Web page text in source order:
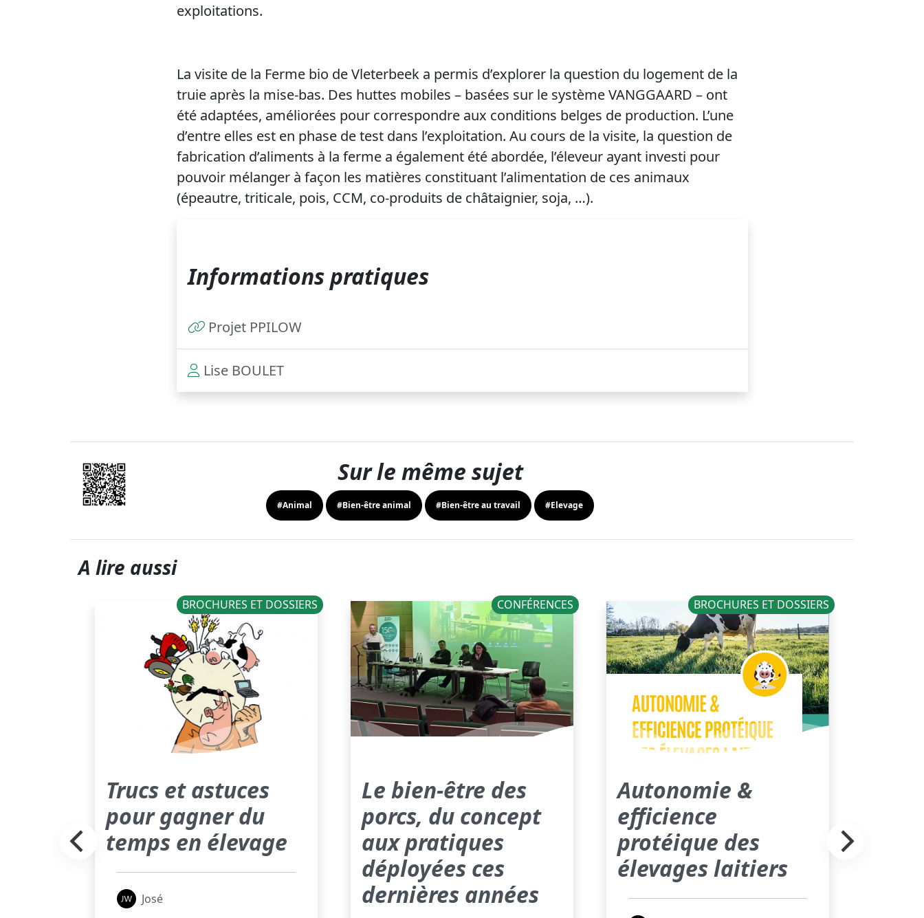
exploitations.
La visite de la Ferme bio de Vleterbeek a permis d’explorer la question du logement de la
truie après la mise-bas. Des huttes mobiles – basées sur le système VANGGAARD – ont
été adaptées, améliorées pour correspondre aux conditions belges de production. L’une
d’entre elles est en phase de test dans l’exploitation. Au cours de la visite, la question de
fabrication d’aliments à la ferme a également été abordée, l’éleveur ayant investi pour
pouvoir mélanger à façon les matières constituant l’alimentation de ces animaux
(épeautre, triticale, pois, CCM, co-produits de châtaignier, soja, …).
Informations pratiques
Projet PPILOW
Lise BOULET
Sur le même sujet
#Animal #Bien-être animal #Bien-être au travail #Elevage
A lire aussi
BROCHURES ET DOSSIERS
Trucs et astuces
pour gagner du
temps en élevage
José
CONFÉRENCES
Le bien-être des
porcs, du concept
aux pratiques
déployées ces
dernières années
BROCHURES ET DOSSIERS
Autonomie &
efficience
protéique des
élevages laitiers